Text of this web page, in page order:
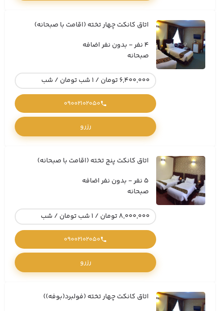
اتاق کانکت چهار تخته (اقامت با صبحانه)
4 نفر - بدون نفر اضافه
صبحانه
6,400,000 تومان / 1 شب تومان / شب
09002102050
رزرو
اتاق کانکت پنج تخته (اقامت با صبحانه)
5 نفر - بدون نفر اضافه
صبحانه
8,000,000 تومان / 1 شب تومان / شب
09002102050
رزرو
اتاق کانکت چهار تخته (فولبرد(بوفه))